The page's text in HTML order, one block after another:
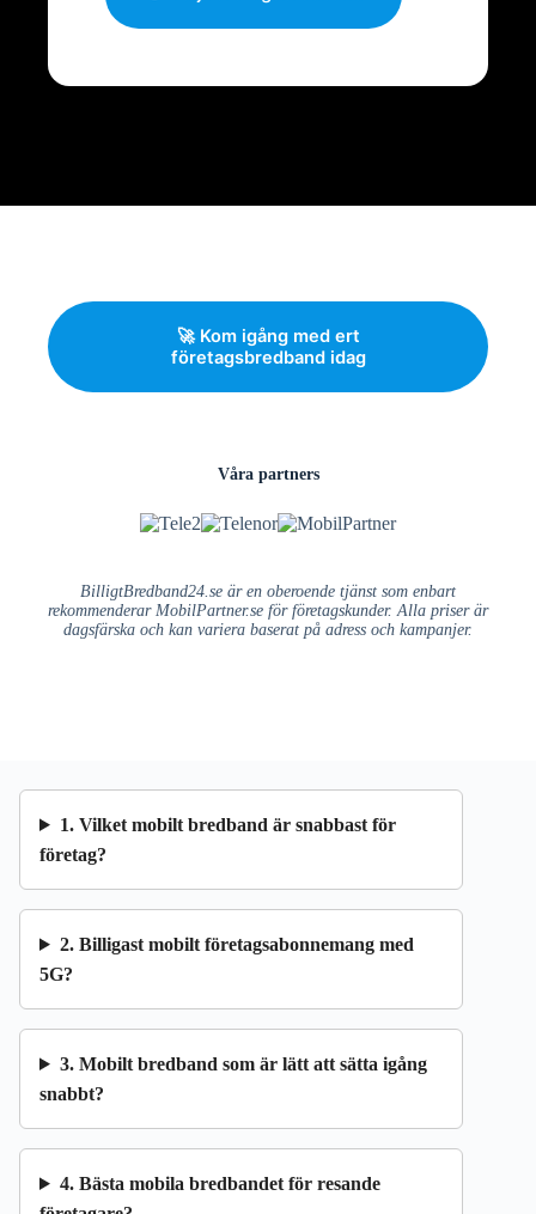
🚀 Kom igång med ert
företagsbredband idag
Våra partners
BilligtBredband24.se är en oberoende tjänst som enbart
rekommenderar MobilPartner.se för företagskunder. Alla priser är
dagsfärska och kan variera baserat på adress och kampanjer.
1. Vilket mobilt bredband är snabbast för
företag?
2. Billigast mobilt företagsabonnemang med
5G?
3. Mobilt bredband som är lätt att sätta igång
snabbt?
4. Bästa mobila bredbandet för resande